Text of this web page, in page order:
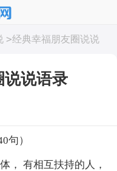
>经典幸福朋友圈说说
说说语录
句）
有相互扶持的人，